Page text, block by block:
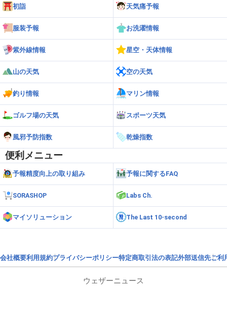
初詣 天気痛予報
服装予報 お洗濯情報
紫外線情報 星空・天体情報
山の天気 空の天気
釣り情報 マリン情報
ゴルフ場の天気 スポーツ天気
風邪予防指数 乾燥指数
便利メニュー
予報精度向上の取り組み 予報に関するFAQ
SORASHOP Labs Ch.
マイソリューション The Last 10-second
会社概要利用規約プライバシーポリシー特定商取引法の表記外部送信先ご利
ウェザーニュース